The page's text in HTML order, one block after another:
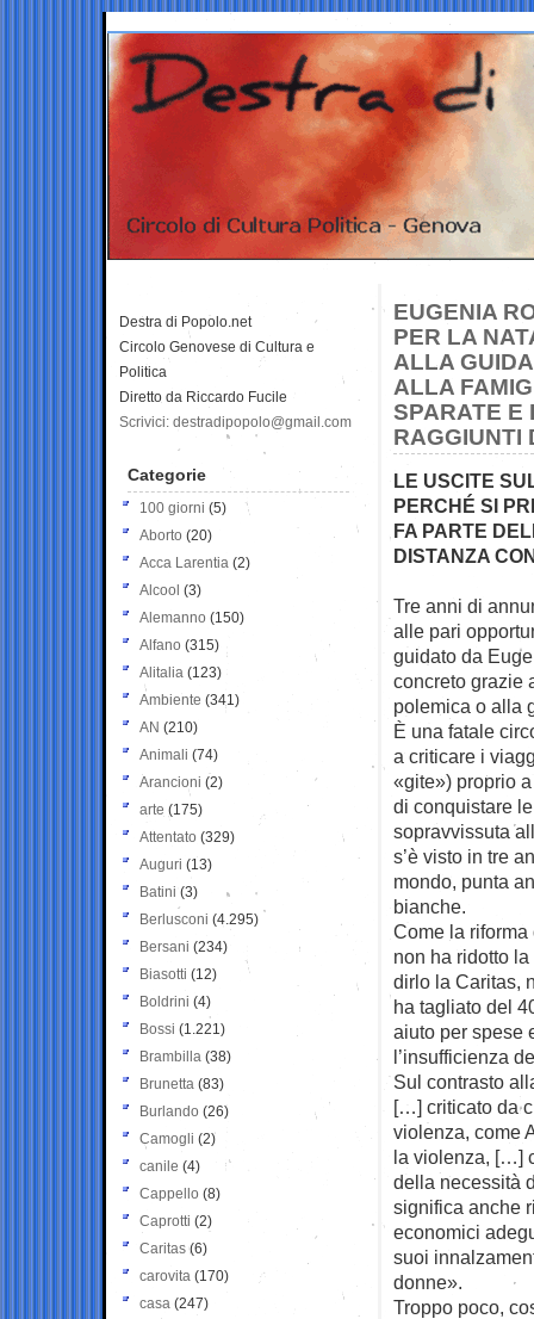
EUGENIA
PER LA
ALLA
ALLA
SPARATE E
RAGGIUNTI
LE USCITE
PERCHÉ SI
FA PARTE
DISTANZA
Tre anni di
alle pari
guidato da
concreto grazie
polemica o alla
È una fatale
a criticare i
«gite») proprio
di conquistare
sopravvissuta
s’è visto in tre
mondo, punta
bianche.
Come la riforma
non ha ridotto
dirlo la Caritas,
ha tagliato del
aiuto per spese
l’insufficienza
Sul contrasto
[…] criticato da
violenza, come
la violenza, […]
della necessità
significa anche
economici
suoi
donne».
Troppo poco,
Destra di Popolo.net
Circolo Genovese di Cultura e
Politica
Diretto da Riccardo Fucile
Scrivici: destradipopolo@gmail.com
Categorie
100 giorni (5)
Aborto (20)
Acca Larentia (2)
Alcool (3)
Alemanno (150)
Alfano (315)
Alitalia (123)
Ambiente (341)
AN (210)
Animali (74)
Arancioni (2)
arte (175)
Attentato (329)
Auguri (13)
Batini (3)
Berlusconi (4.295)
Bersani (234)
Biasotti (12)
Boldrini (4)
Bossi (1.221)
Brambilla (38)
Brunetta (83)
Burlando (26)
Camogli (2)
canile (4)
Cappello (8)
Caprotti (2)
Caritas (6)
carovita (170)
casa (247)